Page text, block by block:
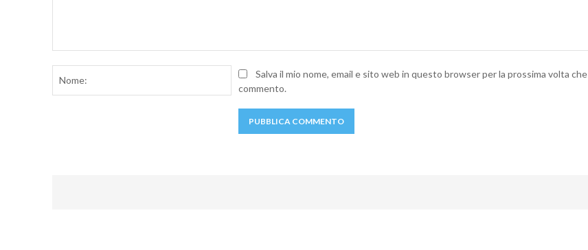
Nome:Salva il mio nome, email e sito web in questo browser per la prossima volta che
commento.